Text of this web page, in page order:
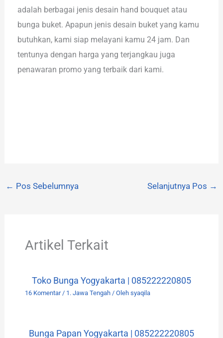
adalah berbagai jenis desain hand bouquet atau
bunga buket. Apapun jenis desain buket yang kamu
butuhkan, kami siap melayani kamu 24 jam. Dan
tentunya dengan harga yang terjangkau juga
penawaran promo yang terbaik dari kami.
← Pos Sebelumnya Selanjutnya Pos →
Artikel Terkait
Toko Bunga Yogyakarta | 085222220805
16 Komentar / 1. Jawa Tengah/ Oleh syaqila
Bunga Papan Yogyakarta | 085222220805